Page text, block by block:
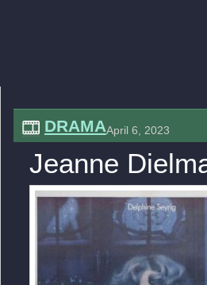
DRAMAApril 6, 2023
Jeanne